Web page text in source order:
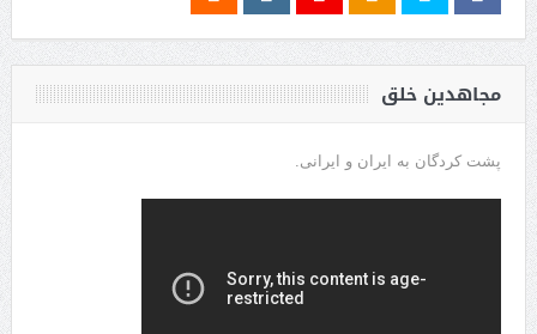
مجاهدین خلق
پشت کردگان به ایران و ایرانی.